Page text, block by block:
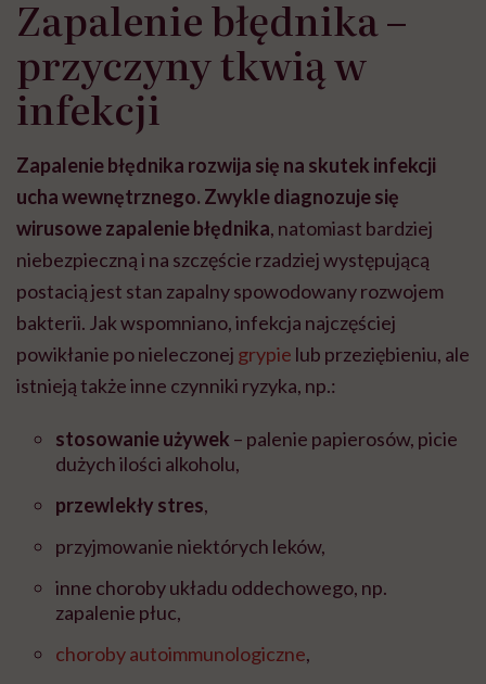
może chyba tylko
głupota i brak
wyobraźni"
pracy
Zapalenie błędnika –
przyczyny tkwią w
infekcji
Zapalenie błędnika rozwija się na skutek infekcji
ucha wewnętrznego. Zwykle diagnozuje się
wirusowe zapalenie błędnika, natomiast bardziej
niebezpieczną i na szczęście rzadziej występującą
postacią jest stan zapalny spowodowany rozwojem
bakterii. Jak wspomniano, infekcja najczęściej
powikłanie po nieleczonej grypie lub przeziębieniu, ale
istnieją także inne czynniki ryzyka, np.:
stosowanie używek – palenie papierosów, picie
dużych ilości alkoholu,
przewlekły stres,
przyjmowanie niektórych leków,
inne choroby układu oddechowego, np.
zapalenie płuc,
choroby autoimmunologiczne,